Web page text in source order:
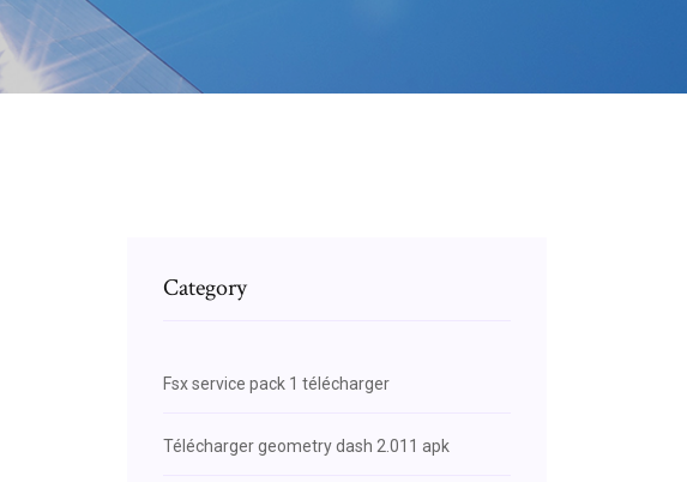
Category
Fsx service pack 1 télécharger
Télécharger geometry dash 2.011 apk